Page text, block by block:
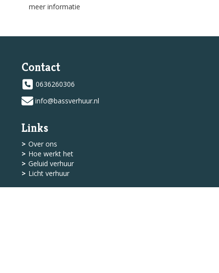
meer informatie
Contact
0636260306
info@bassverhuur.nl
Links
Over ons
Hoe werkt het
Geluid verhuur
Licht verhuur